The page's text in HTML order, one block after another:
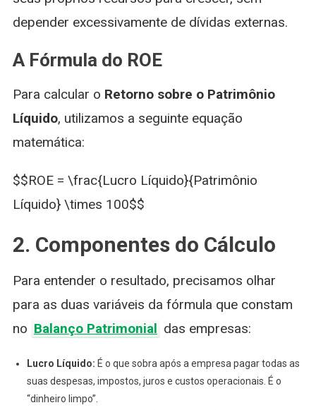
depender excessivamente de dívidas externas.
A Fórmula do ROE
Para calcular o Retorno sobre o Patrimônio
Líquido, utilizamos a seguinte equação
matemática:
$$ROE = \frac{Lucro Líquido}{Patrimônio
Líquido} \times 100$$
2. Componentes do Cálculo
Para entender o resultado, precisamos olhar
para as duas variáveis da fórmula que constam
no Balanço Patrimonial das empresas:
Lucro Líquido: É o que sobra após a empresa pagar todas as
suas despesas, impostos, juros e custos operacionais. É o
“dinheiro limpo”.